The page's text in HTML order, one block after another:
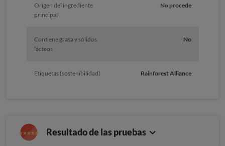
Origen del ingrediente
principal
No procede
Contiene grasa y sólidos
lácteos
No
Etiquetas (sostenibilidad) Rainforest Alliance
Resultado de las pruebas